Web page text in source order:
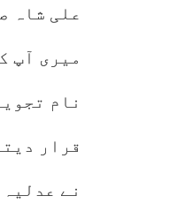
علی شاہ
میری آپ
نام
قرار
نے